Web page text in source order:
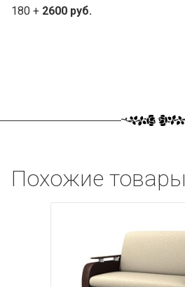
180 + 2600 руб.
Похожие товары